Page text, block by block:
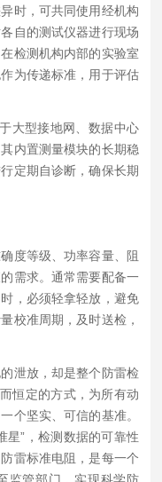
时，可共同使用经机构
自的测试仪器进行现场
检测机构内部的实验室
为传递标准，用于评估
型接地网、数据中心
内置测量模块的长期稳
定期自诊断，确保长期
度等级、功率容量、阻
需求。通常需要配备一
，必须轻拿轻放，避免
校准周期，及时送检，
泄放，却是整个防雷检
恒定的方式，为所有动
个坚实、可信的基准。
星”，检测数据的可靠性
雷标准电阻，是每一个